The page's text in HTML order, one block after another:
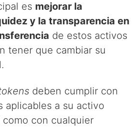
es mejorar la
y la transparencia en
de estos activos
tener que cambiar su
deben cumplir con
aplicables a su activo
como con cualquier